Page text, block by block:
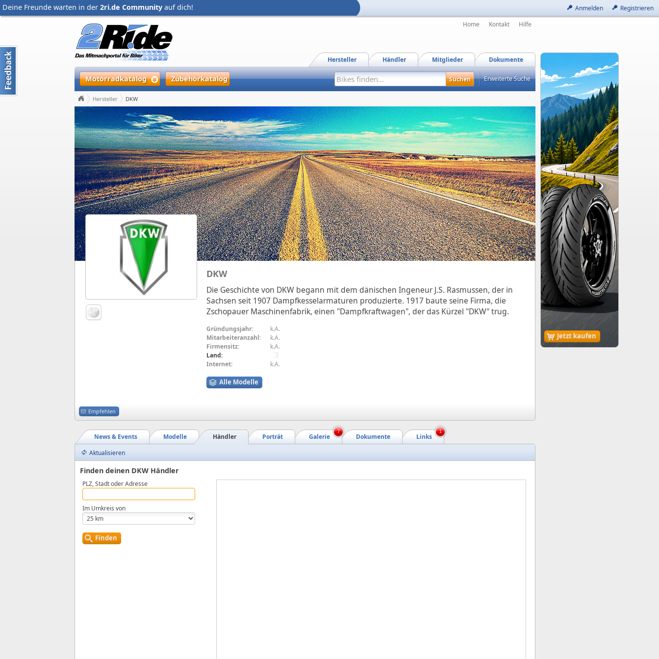
Anmelden Registrieren
Deine Freunde warten in der 2ri.de Community auf dich!
Jetzt kaufen
Home Kontakt Hilfe
Dokumente
Mitglieder
Händler
Hersteller
Motorradkatalog Zubehörkatalog Erweiterte Suche
Hersteller DKW
DKW
Die Geschichte von DKW begann mit dem dänischen Ingeneur J.S. Rasmussen, der in
Sachsen seit 1907 Dampfkesselarmaturen produzierte. 1917 baute seine Firma, die
Zschopauer Maschinenfabrik, einen "Dampfkraftwagen", der das Kürzel "DKW" trug.
Gründungsjahr:
k.A.
Mitarbeiteranzahl:
k.A.
Firmensitz:
k.A.
Land:
Internet:
k.A.
Alle Modelle
Empfehlen
Links
Dokumente
Galerie
Porträt
Händler
Modelle
News & Events
7 1
Aktualisieren
Finden deinen DKW Händler
PLZ, Stadt oder Adresse
Im Umkreis von
Finden